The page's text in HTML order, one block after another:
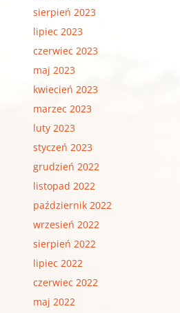
sierpień 2023
lipiec 2023
czerwiec 2023
maj 2023
kwiecień 2023
marzec 2023
luty 2023
styczeń 2023
grudzień 2022
listopad 2022
październik 2022
wrzesień 2022
sierpień 2022
lipiec 2022
czerwiec 2022
maj 2022